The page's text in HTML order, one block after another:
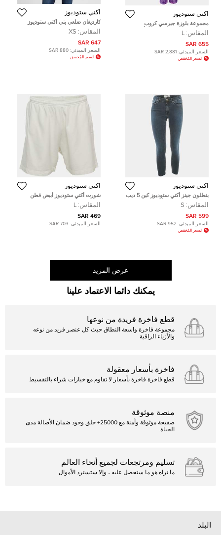
أكني ستوديوز
مجموعة بلوزة جيرسي كروب
وبنطلون مخمل بنفسجي من أكني
ستوديوز مقاس كبير
المقاس: L
655 SAR
السعر المبدئي: 2,881 SAR
السعر المُخفض
أكني ستوديوز
كارديغان ضلعي بني أكني ستوديوز
مقاس صغير جدا
المقاس: XS
647 SAR
السعر المبدئي: 880 SAR
السعر المُخفض
أكني ستوديوز
بنطلون جينز أكني ستوديوز كين 5 ديب
نمط باهت ضيق دنيم أزرق صغير
مقاس خصر 26 بوصة
المقاس: S
599 SAR
السعر المبدئي: 952 SAR
السعر المُخفض
أكني ستوديوز
شورت أكني ستوديوز أبيض قطن
للجنسين مقاس كبير
المقاس: L
469 SAR
السعر المبدئي: 703 SAR
عرض المزيد
يمكنك دائما الاعتماد علينا
قطع فاخرة فريدة من نوعها
مجموعة فاخرة واسعة النطاق حيث كل عنصر فريد من نوعه
والأزياء الراقية
فاخرة بأسعار معقولة
قطع فاخرة فاخرة بأسعار لا تقاوم مع خيارات شراء بالتقسيط
منصة موثوقة
صفيحة موثوقة وآمنة مع 25000+ خلق وجود ضمان الأصالة مدى
الحياة.
تسليم ومرتجعات لجميع أنحاء العالم
ما تراه هو ما ستحصل عليه ، وإلا ستسترد الأموال
البلد